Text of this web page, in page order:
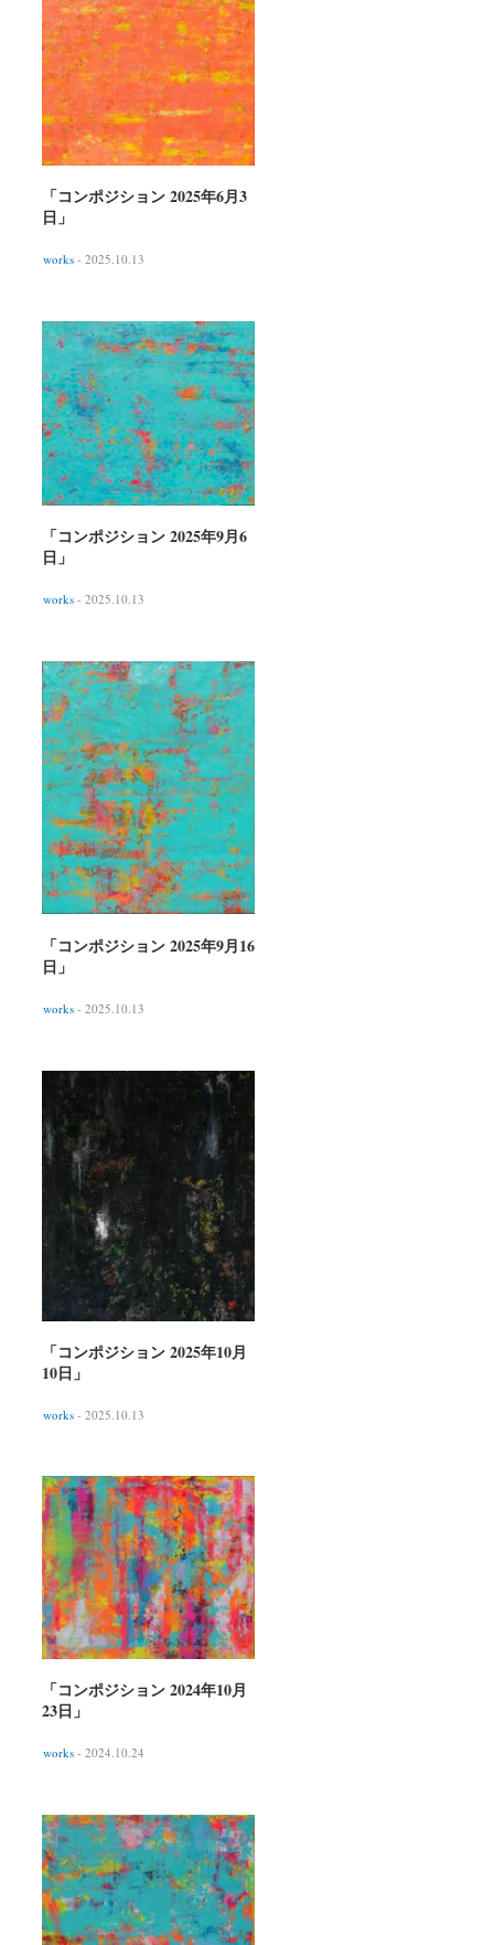
「コンポジション 2025年6月3
日」
works - 2025.10.13
「コンポジション 2025年9月6
日」
works - 2025.10.13
「コンポジション 2025年9月16
日」
works - 2025.10.13
「コンポジション 2025年10月
10日」
works - 2025.10.13
「コンポジション 2024年10月
23日」
works - 2024.10.24